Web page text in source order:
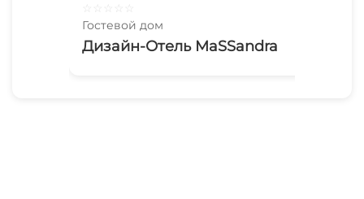
Гостевой дом
Дизайн-Отель MaSSandra